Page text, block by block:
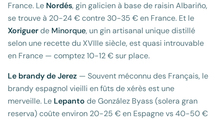
France. Le Nordés, gin galicien à base de raisin Albariño,
se trouve à 20-24 € contre 30-35 € en France. Et le
Xoriguerde Minorque, un gin artisanal unique distillé
selon une recette du XVIIIe siècle, est quasi introuvable
en France — comptez 10-12 € sur place.
Le brandy de Jerez — Souvent méconnu des Français, le
brandy espagnol vieilli en fûts de xérès est une
merveille. Le Lepanto de González Byass (solera gran
reserva) coûte environ 20-25 € en Espagne vs 40-50 €